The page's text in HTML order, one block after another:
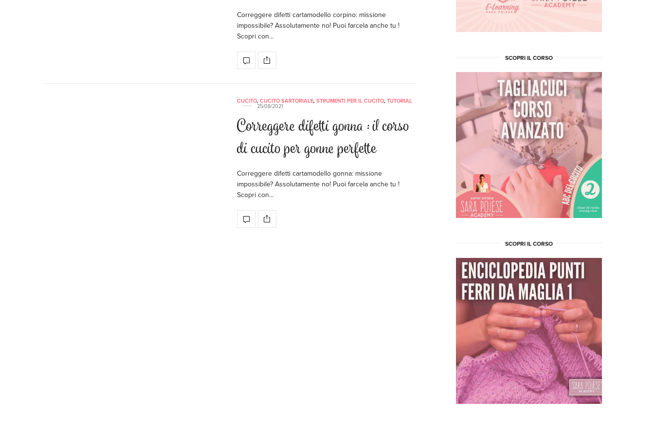
Correggere difetti cartamodello corpino: missione
impossibile? Assolutamente no! Puoi farcela anche tu !
Scopri con…
CUCITO, CUCITO SARTORIALE, STRUMENTI PER IL CUCITO, TUTORIAL
25/08/2021
Correggere difetti gonna : il corso
di cucito per gonne perfette
Correggere difetti cartamodello gonna: missione
impossibile? Assolutamente no! Puoi farcela anche tu !
Scopri con…
SCOPRI IL CORSO
SCOPRI IL CORSO